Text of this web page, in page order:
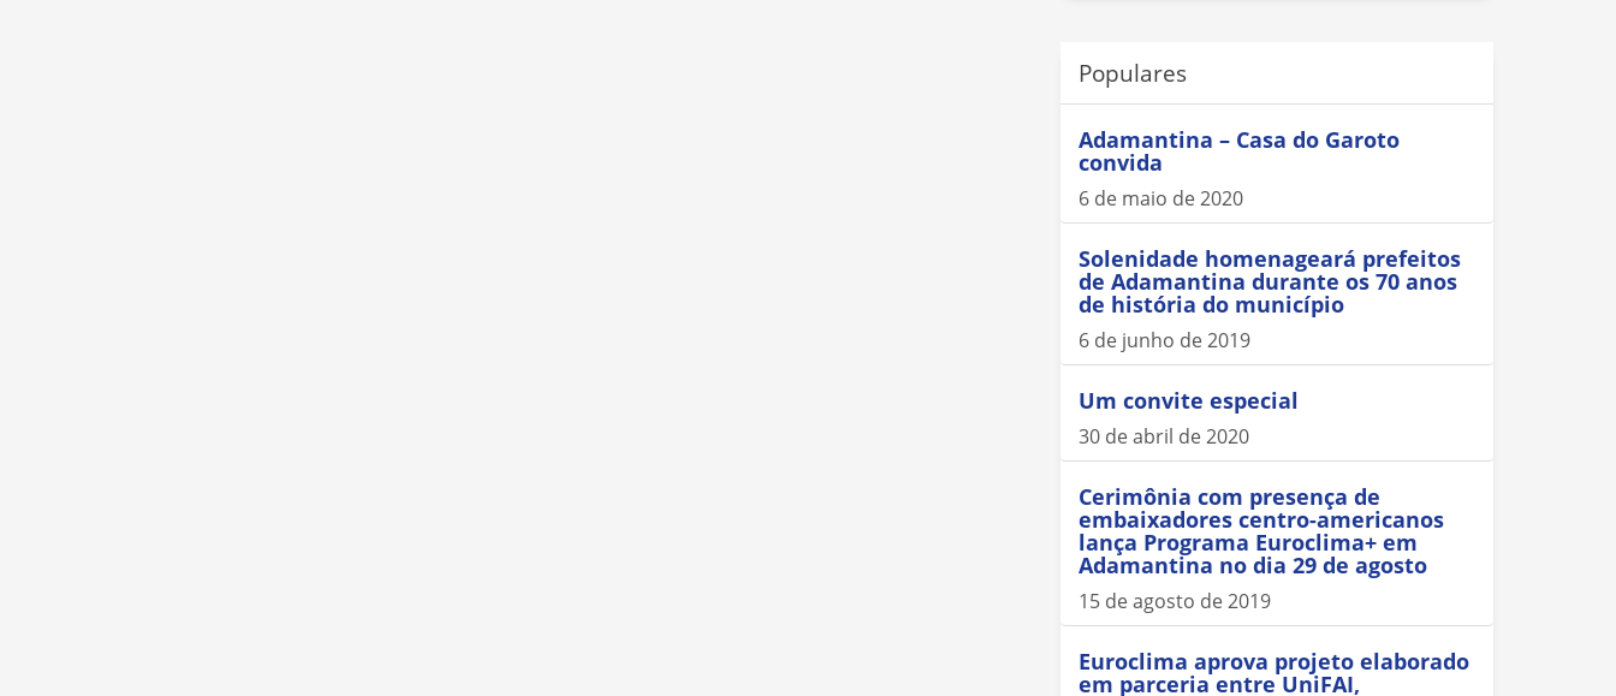
Populares
Adamantina – Casa do Garoto
convida
6 de maio de 2020
Solenidade homenageará prefeitos
de Adamantina durante os 70 anos
de história do município
6 de junho de 2019
Um convite especial
30 de abril de 2020
Cerimônia com presença de
embaixadores centro-americanos
lança Programa Euroclima+ em
Adamantina no dia 29 de agosto
15 de agosto de 2019
Euroclima aprova projeto elaborado
em parceria entre UniFAI,